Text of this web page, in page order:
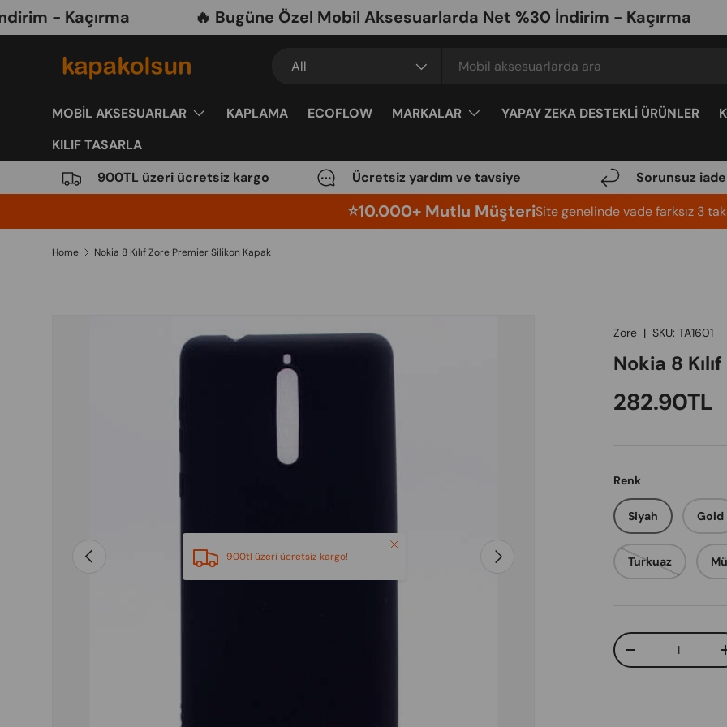
Skip to content
Kaçırma 🔥 Bugüne Özel Mobil Aksesuarlarda Net %30 İndirim - Kaçırma
All
MOBİL AKSESUARLAR KAPLAMA ECOFLOW MARKALAR YAPAY ZEKA DESTEKLİ ÜRÜNLER
KILIF TASARLA
900TL üzeri ücretsiz kargo Ücretsiz yardım ve tavsiye Sorunsuz
⭐️10.000+ Mutlu MüşteriSite genelinde vade farksız 3
Home Nokia 8 Kılıf Zore Premier Silikon Kapak
Skip to product information
Previous Next
900tl üzeri ücretsiz kargo!
Close
Zore |SKU: TA1601
Nokia 8
Regular
282.90TL
Renk
Siyah Gold
Turkuaz
Qty
Decrease